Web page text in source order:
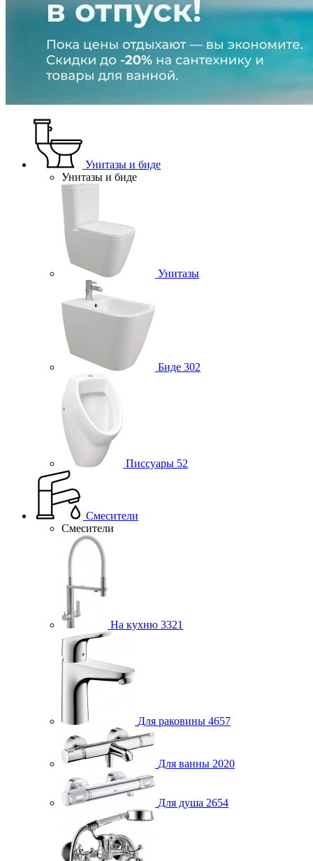
Унитазы и биде
Унитазы и биде
Унитазы
Биде 302
Писсуары 52
Смесители
Смесители
На кухню 3321
Для раковины 4657
Для ванны 2020
Для душа 2654